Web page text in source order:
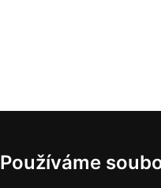
Používáme